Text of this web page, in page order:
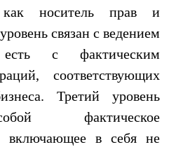
носитель прав и
связан с ведением
с фактическим
соответствующих
Третий уровень
фактическое
включающее в себя не